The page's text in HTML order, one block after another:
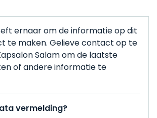
ernaar om de informatie op dit
te maken. Gelieve contact op te
Salam om de laatste
of andere informatie te
vermelding?